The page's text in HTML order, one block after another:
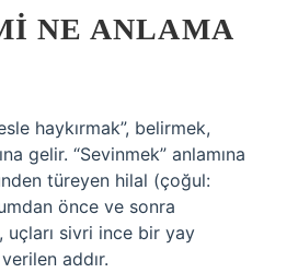
NE ANLAMA
haykırmak”, belirmek,
gelir. “Sevinmek” anlamına
türeyen hilal (çoğul:
önce ve sonra
uçları sivri ince bir yay
addır.